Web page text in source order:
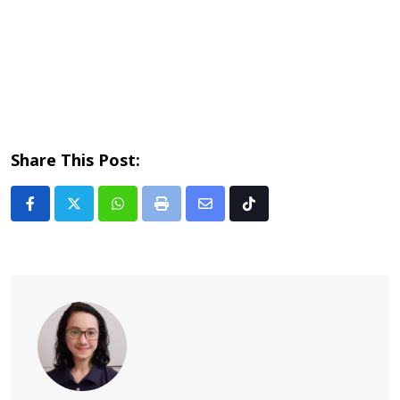
Share This Post:
Whatsapp
Print
Share Tiktok